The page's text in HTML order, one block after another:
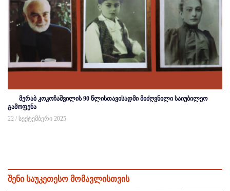
მერაბ კოკოჩაშვილის 90 წლისთავისადმი მიძღვნილი საიუბილეო
გამოფენა
22 / სექტემბერი 2025
შენი საუკეთესო მომავლისთვის